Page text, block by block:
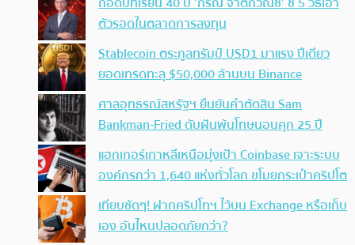
ตัวรอดในตลาดการลงทุน
Stablecoin ตระกูลทรัมป์ USD1 มาแรง ปีเดียว
ยอดเทรดทะลุ $50,000 ล้านบน Binance
ศาลอุทธรณ์สหรัฐฯ ยืนยันคำตัดสิน Sam
Bankman-Fried ดับฝันพ้นโทษนอนคุก 25 ปี
แฮกเกอร์เกาหลีเหนือมุ่งเป้า Coinbase เจาะระบบ
องค์กรกว่า 1,640 แห่งทั่วโลก ขโมยกระเป๋าคริปโต
เทียบชัดๆ! ฝากคริปโทฯ ไว้บน Exchange หรือเก็บ
เอง อันไหนปลอดภัยกว่า?